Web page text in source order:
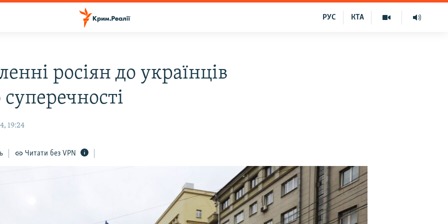
КТА
РУС
росіян до українців
суперечності
19:24
Читати без VPN